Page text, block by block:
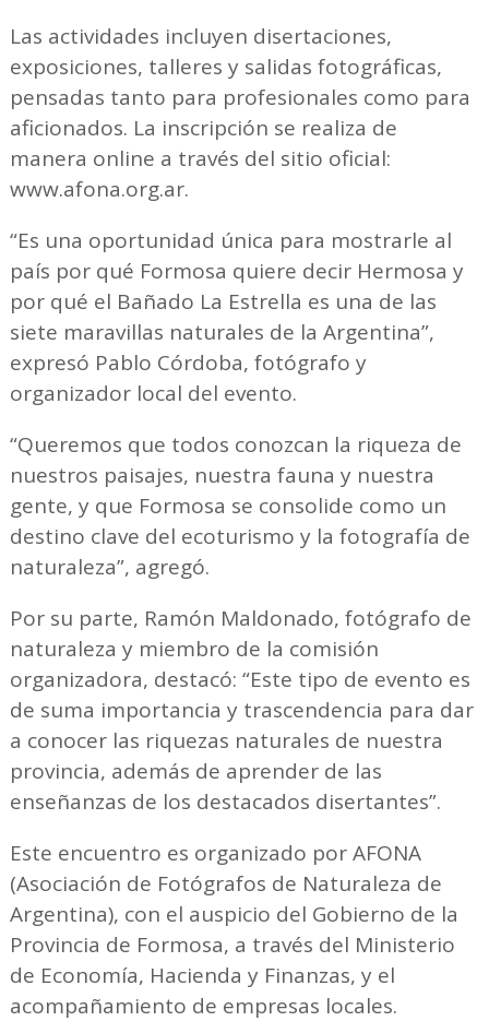
Las actividades incluyen disertaciones,
exposiciones, talleres y salidas fotográficas,
pensadas tanto para profesionales como para
aficionados. La inscripción se realiza de
manera online a través del sitio oficial:
www.afona.org.ar.
“Es una oportunidad única para mostrarle al
país por qué Formosa quiere decir Hermosa y
por qué el Bañado La Estrella es una de las
siete maravillas naturales de la Argentina”,
expresó Pablo Córdoba, fotógrafo y
organizador local del evento.
“Queremos que todos conozcan la riqueza de
nuestros paisajes, nuestra fauna y nuestra
gente, y que Formosa se consolide como un
destino clave del ecoturismo y la fotografía de
naturaleza”, agregó.
Por su parte, Ramón Maldonado, fotógrafo de
naturaleza y miembro de la comisión
organizadora, destacó: “Este tipo de evento es
de suma importancia y trascendencia para dar
a conocer las riquezas naturales de nuestra
provincia, además de aprender de las
enseñanzas de los destacados disertantes”.
Este encuentro es organizado por AFONA
(Asociación de Fotógrafos de Naturaleza de
Argentina), con el auspicio del Gobierno de la
Provincia de Formosa, a través del Ministerio
de Economía, Hacienda y Finanzas, y el
acompañamiento de empresas locales.